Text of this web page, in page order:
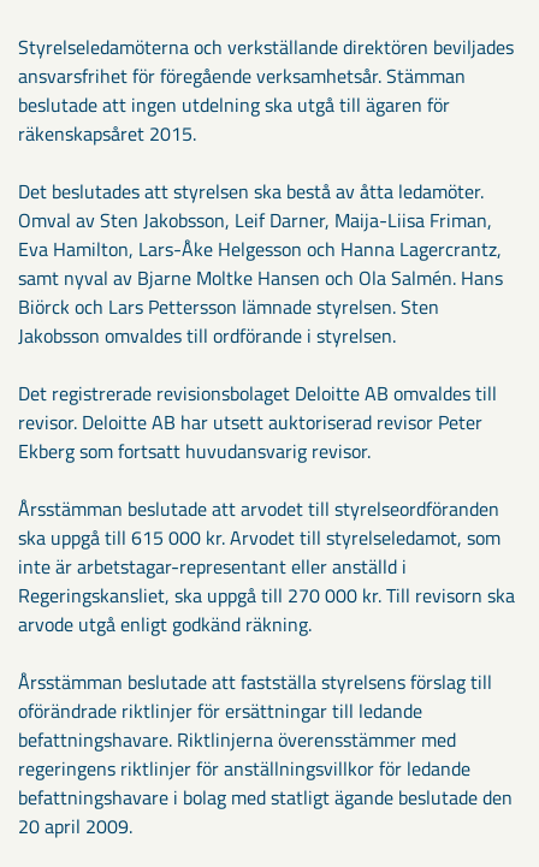
Styrelseledamöterna och verkställande direktören beviljades
ansvarsfrihet för föregående verksamhetsår. Stämman
beslutade att ingen utdelning ska utgå till ägaren för
räkenskapsåret 2015.
Det beslutades att styrelsen ska bestå av åtta ledamöter.
Omval av Sten Jakobsson, Leif Darner, Maija-Liisa Friman,
Eva Hamilton, Lars-Åke Helgesson och Hanna Lagercrantz,
samt nyval av Bjarne Moltke Hansen och Ola Salmén. Hans
Biörck och Lars Pettersson lämnade styrelsen. Sten
Jakobsson omvaldes till ordförande i styrelsen.
Det registrerade revisionsbolaget Deloitte AB omvaldes till
revisor. Deloitte AB har utsett auktoriserad revisor Peter
Ekberg som fortsatt huvudansvarig revisor.
Årsstämman beslutade att arvodet till styrelseordföranden
ska uppgå till 615 000 kr. Arvodet till styrelseledamot, som
inte är arbetstagar-representant eller anställd i
Regeringskansliet, ska uppgå till 270 000 kr. Till revisorn ska
arvode utgå enligt godkänd räkning.
Årsstämman beslutade att fastställa styrelsens förslag till
oförändrade riktlinjer för ersättningar till ledande
befattningshavare. Riktlinjerna överensstämmer med
regeringens riktlinjer för anställningsvillkor för ledande
befattningshavare i bolag med statligt ägande beslutade den
20 april 2009.